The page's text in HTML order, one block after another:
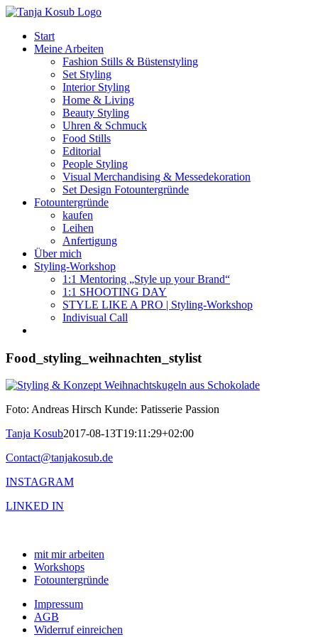
Zum
springenStart
Meine Arbeiten
Fashion Stills & Büstenstyling
Set Styling
Interior Styling
Home & Living
Beauty Styling
Uhren & Schmuck
Food Stills
Editorial
People Styling
Visual Merchandising & Messedekoration
Set Design Fotountergründe
Fotountergründe
kaufen
Leihen
Anfertigung
Über mich
Styling-Workshop
1:1 Mentoring „Style up your Brand“
1:1 SHOOTING DAY
STYLE LIKE A PRO | Styling-Workshop
Indivisual Call
Food_styling_weihnachten_stylist
Foto: Andreas Hirsch Kunde: Patisserie Passion
Tanja Kosub2017-08-13T19:11:29+02:00
Contact@tanjakosub.de
INSTAGRAM
LINKED IN
mit mir arbeiten
Workshops
Fotountergründe
Impressum
AGB
Widerruf einreichen